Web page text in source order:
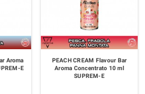
Aroma
E
PEACH CREAM Flavour Bar
Aroma Concentrato 10 ml
SUPREM-E